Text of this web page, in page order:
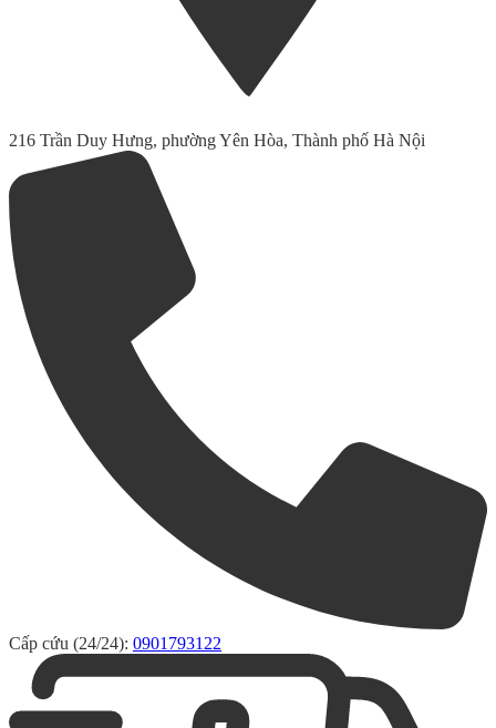
216 Trần Duy Hưng, phường Yên Hòa, Thành phố Hà Nội
Cấp cứu (24/24): 0901793122